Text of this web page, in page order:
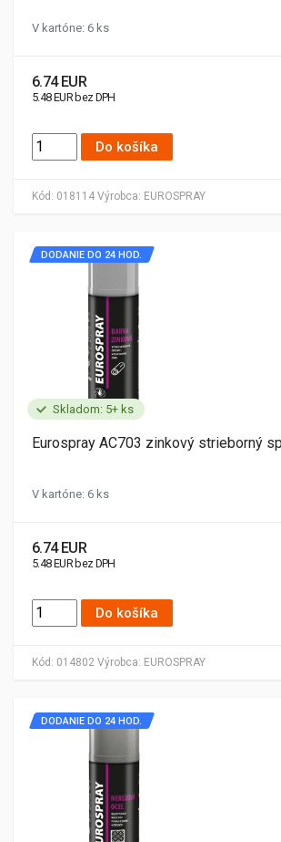
Kód: 018114 Výrobca: EUROSPRAY
V kartóne: 6 ks
6.74 EUR
5.48 EUR bez DPH
Do košíka
Skladom: 5+ ks
Kód: 014802 Výrobca: EUROSPRAY
DODANIE DO 24 HOD.
Eurospray AC703 zinkový strieborný
V kartóne: 6 ks
6.74 EUR
5.48 EUR bez DPH
Do košíka
DODANIE DO 24 HOD.